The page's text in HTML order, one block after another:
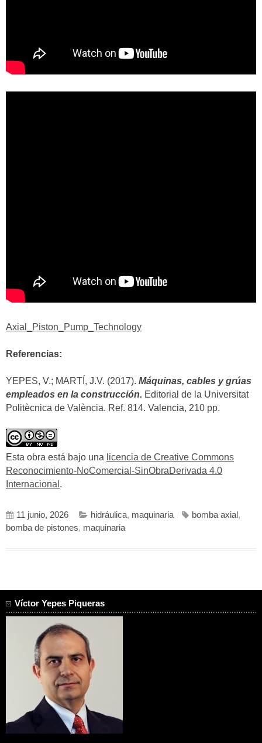
Axial_Piston_Pump_Technology
Referencias:
YEPES, V.; MARTÍ, J.V. (2017). Máquinas, cables y grúas
empleados en la construcción. Editorial de la Universitat
Politècnica de València. Ref. 814. Valencia, 210 pp.
Esta obra está bajo una licencia de Creative Commons
Reconocimiento-NoComercial-SinObraDerivada 4.0
Internacional .
11 junio, 2026 hidráulica, maquinaria bomba axial ,
bomba de pistones, maquinaria
Víctor Yepes Piqueras